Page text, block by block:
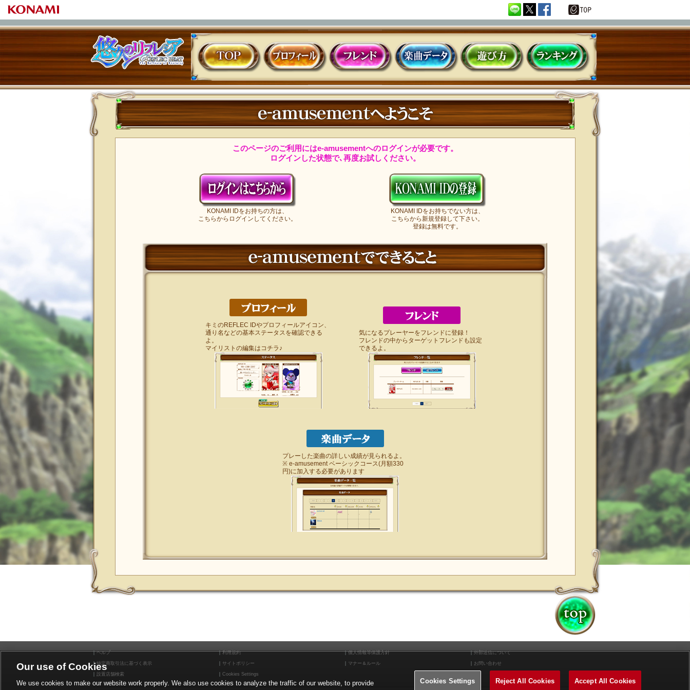
REFLEC BEAT 悠久のリフレシア TOP
このページのご利用にはe-amusementへのログインが必要です。
ログインした状態で､再度お試しください。
KONAMI IDをお持ちの方は、
こちらからログインしてください。
KONAMI IDをお持ちでない方は、
こちらから新規登録して下さい。
登録は無料です。
キミのREFLEC IDやプロフィールアイコン、
通り名などの基本ステータスを確認できる
よ。
マイリストの編集はコチラ♪
気になるプレーヤーをフレンドに登録！
フレンドの中からターゲットフレンドも設定
できるよ。
プレーした楽曲の詳しい成績が見られるよ。
※ e-amusement ベーシックコース(月額330
円)に加入する必要があります
ヘルプ 利用規約 個人情報等保護方針 外部送信について
特定商取引法に基づく表示 サイトポリシー マナー＆ルール お問い合わせ
設置店舗検索 Cookies Settings
Our use of Cookies
We use cookies to make our website work properly. We also use cookies to analyze the traffic of our website, to provide
Cookies Settings Reject All Cookies Accept All Cookies